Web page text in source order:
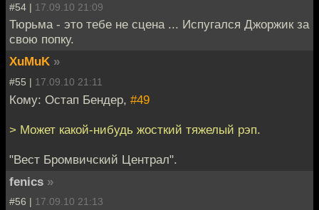
#54 | 17.09.10 21:09
Тюрьма - это тебе не сцена ... Испугался Джоржик за
свою попку.
XuMuK »
#55 | 17.09.10 21:11
Кому: Остап Бендер, #49
> Может какой-нибудь жосткий тяжелый рэп.
"Вест Бромвичский Централ".
fenics »
#56 | 17.09.10 21:13